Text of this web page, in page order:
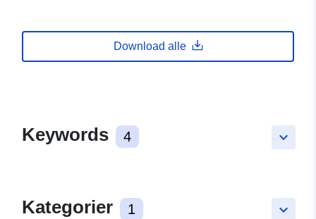
Download alle
keyboard_arrow_down
Keywords 4
keyboard_arrow_down
Kategorier 1